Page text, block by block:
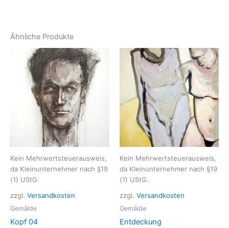
Ähnliche Produkte
Kein Mehrwertsteuerausweis,
da Kleinunternehmer nach §19
(1) UStG.
zzgl. Versandkosten
Gemälde
Kopf 04
Kein Mehrwertsteuerausweis,
da Kleinunternehmer nach §19
(1) UStG.
zzgl. Versandkosten
Gemälde
Entdeckung